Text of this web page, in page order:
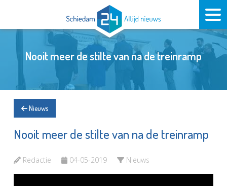
Nooit meer de stilte van na de treinramp
Nieuws
Nooit meer de stilte van na de treinramp
Redactie 04-05-2019 Nieuws